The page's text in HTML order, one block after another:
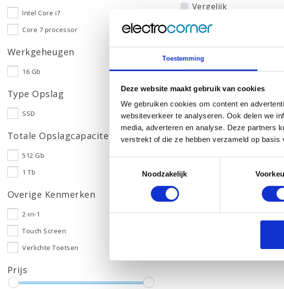
Toestemming
Deze website maakt gebruik van cookies
We gebruiken cookies om content en
websiteverkeer te analyseren. Ook delen we
media, adverteren en analyse. Deze partners
verstrekt of die ze hebben verzameld op
Noodzakelijk
Intel Core i7
Core 7 processor
Werkgeheugen
16 Gb
Type Opslag
SSD
Totale Opslagcapaciteit
512 Gb
1 Tb
Overige Kenmerken
2-in-1
Touch Screen
Verlichte Toetsen
Prijs
Vergelijk